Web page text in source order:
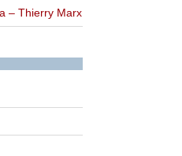
– Thierry Marx